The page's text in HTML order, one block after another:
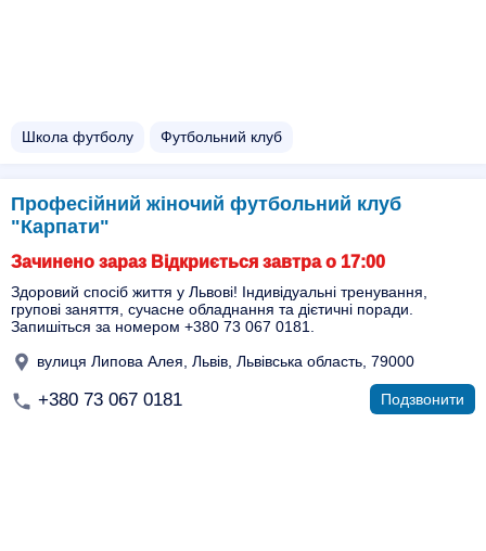
Школа футболу Футбольний клуб
Професійний жіночий футбольний клуб
"Карпати"
Зачинено зараз Відкриється завтра о 17:00
Здоровий спосіб життя у Львові! Індивідуальні тренування,
групові заняття, сучасне обладнання та дієтичні поради.
Запишіться за номером +380 73 067 0181.
вулиця Липова Алея, Львів, Львівська область, 79000
+380 73 067 0181 Подзвонити